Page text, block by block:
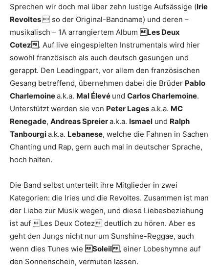
Sprechen wir doch mal über zehn lustige Aufsässige (Irie
Revoltes so der Original-Bandname) und deren –
musikalisch – 1A arrangiertem Album Les Deux
Cotez . Auf live eingespielten Instrumentals wird hier
sowohl französisch als auch deutsch gesungen und
gerappt. Den Leadingpart, vor allem den französischen
Gesang betreffend, übernehmen dabei die Brüder Pablo
Charlemoinea.k.a. Mal Élevé und Carlos Charlemoine.
Unterstützt werden sie von Peter Lages a.k.a. MC
Renegade, Andreas Spreiera.k.a. Ismael und Ralph
Tanbourgia.k.a. Lebanese, welche die Fahnen in Sachen
Chanting und Rap, gern auch mal in deutscher Sprache,
hoch halten.
Die Band selbst unterteilt ihre Mitglieder in zwei
Kategorien: die Iries und die Revoltes. Zusammen ist man
der Liebe zur Musik wegen, und diese Liebesbeziehung
ist auf Les Deux Cotez deutlich zu hören. Aber es
geht den Jungs nicht nur um Sunshine-Reggae, auch
wenn dies Tunes wie Soleil , einer Lobeshymne auf
den Sonnenschein, vermuten lassen.